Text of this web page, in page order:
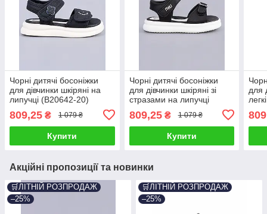
Чорні дитячі босоніжки
для дівчинки шкіряні на
липучці (B20642-20)
809,25 ₴ 1 079 ₴
Купити
Чорні дитячі босоніжки
для дівчинки шкіряні зі
стразами на липучці
809,25₴ 1 079 ₴
Купити
для
Акційні пропозиції та новинки
🛒ЛІТНІЙ РОЗПРОДАЖ
–25%
🛒ЛІТНІЙ РОЗПРОДАЖ
–25%